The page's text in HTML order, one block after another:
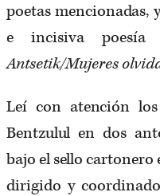
poetas mencionadas,
e incisiva
Antsetik/Mujeres
Leí con atención
Bentzulul en dos
bajo el sello cartonero
dirigido y